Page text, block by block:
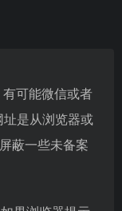
可能微信或者
是从浏览器或
蔽一些未备案